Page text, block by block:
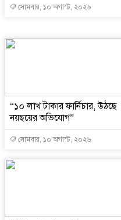
সোমবার, ১০ অগাস্ট, ২০২৬
“১০ লাখ টাকার ফার্নিচার, উঠছে
নয়ছয়ের অভিযোগ”
সোমবার, ১০ অগাস্ট, ২০২৬